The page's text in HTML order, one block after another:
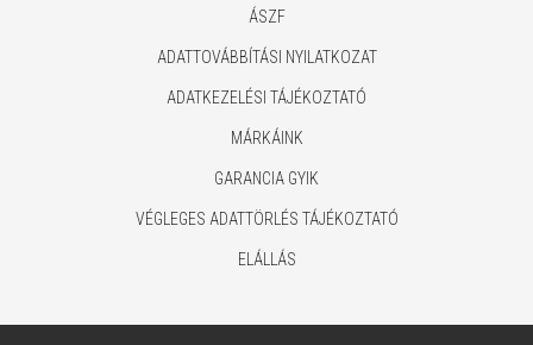
ÁSZF
ADATTOVÁBBÍTÁSI NYILATKOZAT
ADATKEZELÉSI TÁJÉKOZTATÓ
MÁRKÁINK
GARANCIA GYIK
VÉGLEGES ADATTÖRLÉS TÁJÉKOZTATÓ
ELÁLLÁS